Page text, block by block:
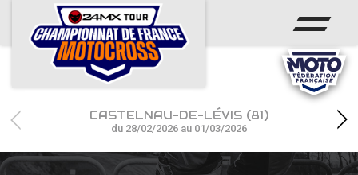
ACCUEIL
ACTUS
CALENDRIER
RÉSULTATS
PHOTOS / WEB TV
CASTELNAU-DE-LÉVIS (81)
du 28/02/2026 au 01/03/2026